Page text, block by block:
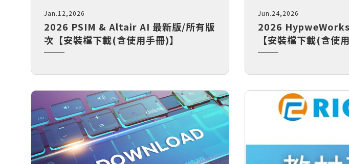
Inspire Cast
Inspire Mold
Inspire PolyFoam
Inspire Studio
電動輔助自行車之馬達設計分析｜
FluxMotor
馬達與驅控的整合分析｜FluxMotor x
Flux
Altair EDEM 在重錘破碎上的應用 ｜
EDEM
氣動釘槍擊發分析 ｜流固耦合
Read More...
機車車架之振動與疲勞耐久
無人機流場入力分析-True-load負載
Read More...
HyperWorks『前處理密技』
電子業－AI與CAE的直球對決
HyperMesh二次開發專題課程
OptiStruct Cohesive膠合分析全攻
伺服器底板Topography最佳化專題
課程
RapidMiner 基礎操作與應用案例
半導體 - SimLab實體網格前處理課程
- 3/3
CAE 模擬分析介紹
結構分析
機構運動分析
FSI耦合分析
Jan.12,2026
2026 PSIM & Altair AI 最新版/所有版
次【安裝檔下載(含使用手冊)】
Jun.24,2026
2026
【安裝檔下載(含使